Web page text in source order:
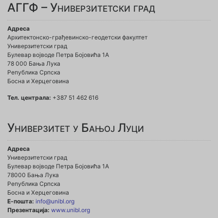
АГГФ – Универзитетски град
Адреса
Архитектонско-грађевинско-геодетски факултет
Универзитетски град
Булевар војводе Петра Бојовића 1A
78 000 Бања Лука
Република Српска
Босна и Херцеговина
Тел. централа: +387 51 462 616
Универзитет у Бањој Луци
Адреса
Универзитетски град
Булевар војводе Петра Бојовића 1А
78000 Бања Лука
Република Српска
Босна и Херцеговина
Е-пошта: info@unibl.org
Презентација: www.unibl.org